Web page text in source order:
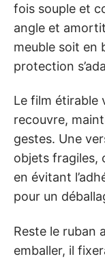
fois souple et
angle et
meuble soit en
protection
Le film étirable
recouvre,
gestes. Une
objets fragiles,
en évitant
pour un
Reste le ruban
emballer, il